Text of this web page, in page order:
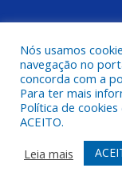
Todos os direitos
Mapa do Site
Acessar Webmail
Nós usamos
navegação no
concorda com a
Para ter mais
Política de cookies
ACEITO.
Leia mais